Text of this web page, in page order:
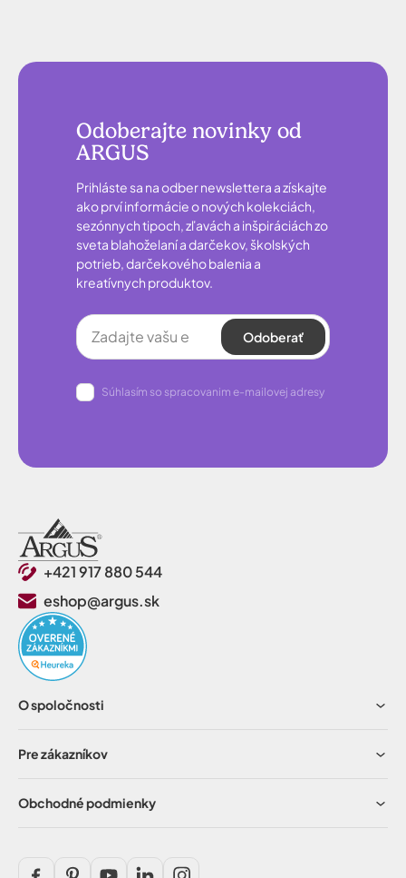
Odoberajte novinky od
ARGUS
Prihláste sa na odber newslettera a získajte
ako prví informácie o nových kolekciách,
sezónnych tipoch, zľavách a inšpiráciách zo
sveta blahoželaní a darčekov, školských
potrieb, darčekového balenia a
kreatívnych produktov.
Odoberať
Súhlasím so spracovanim e-mailovej adresy
+421 917 880 544
eshop@argus.sk
O spoločnosti
Pre zákazníkov
Obchodné podmienky